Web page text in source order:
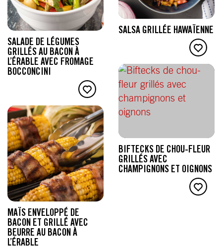
SALSA GRILLÉE HAWAÏENNE
SALADE DE LÉGUMES
GRILLÉS AU BACON À
L’ÉRABLE AVEC FROMAGE
BOCCONCINI
BIFTECKS DE CHOU-FLEUR
GRILLÉS AVEC
CHAMPIGNONS ET OIGNONS
MAÏS ENVELOPPÉ DE
BACON ET GRILLÉ AVEC
BEURRE AU BACON À
L’ÉRABLE